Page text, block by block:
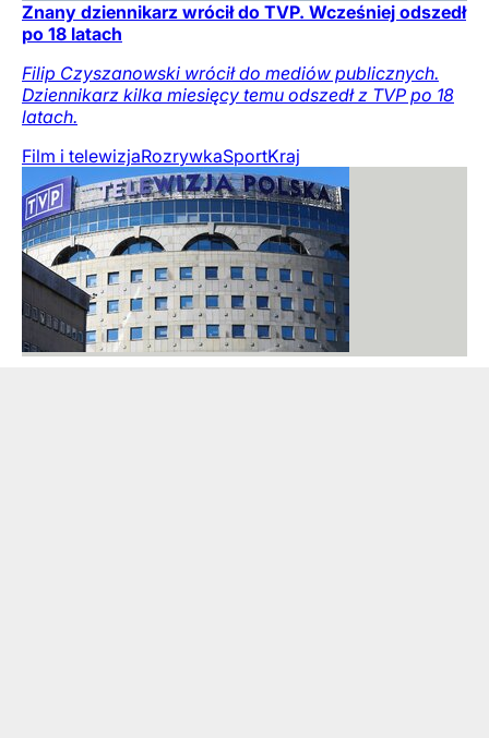
Znany dziennikarz wrócił do TVP. Wcześniej odszedł
po 18 latach
Filip Czyszanowski wrócił do mediów publicznych.
Dziennikarz kilka miesięcy temu odszedł z TVP po 18
latach.
Film i telewizjaRozrywkaSportKraj